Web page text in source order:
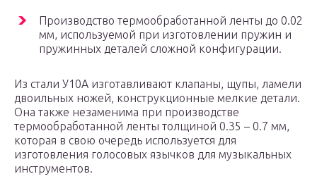
Производство термообработанной ленты до 0.02
мм, используемой при изготовлении пружин и
пружинных деталей сложной конфигурации.
Из стали У10А изготавливают клапаны, щупы, ламели
двоильных ножей, конструкционные мелкие детали.
Она также незаменима при производстве
термообработанной ленты толщиной 0.35 – 0.7 мм,
которая в свою очередь используется для
изготовления голосовых язычков для музыкальных
инструментов.